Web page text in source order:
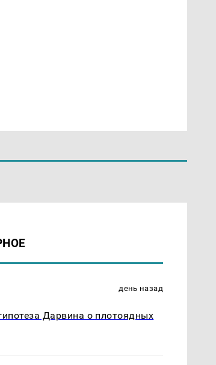
день назад
Дарвина о плотоядных